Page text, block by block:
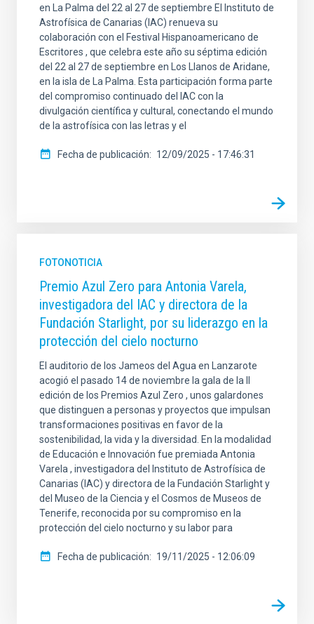
en La Palma del 22 al 27 de septiembre El Instituto de
Astrofísica de Canarias (IAC) renueva su
colaboración con el Festival Hispanoamericano de
Escritores , que celebra este año su séptima edición
del 22 al 27 de septiembre en Los Llanos de Aridane,
en la isla de La Palma. Esta participación forma parte
del compromiso continuado del IAC con la
divulgación científica y cultural, conectando el mundo
de la astrofísica con las letras y el
Fecha de publicación 12/09/2025 - 17:46:31
FOTONOTICIA
Premio Azul Zero para Antonia Varela,
investigadora del IAC y directora de la
Fundación Starlight, por su liderazgo en la
protección del cielo nocturno
El auditorio de los Jameos del Agua en Lanzarote
acogió el pasado 14 de noviembre la gala de la II
edición de los Premios Azul Zero , unos galardones
que distinguen a personas y proyectos que impulsan
transformaciones positivas en favor de la
sostenibilidad, la vida y la diversidad. En la modalidad
de Educación e Innovación fue premiada Antonia
Varela , investigadora del Instituto de Astrofísica de
Canarias (IAC) y directora de la Fundación Starlight y
del Museo de la Ciencia y el Cosmos de Museos de
Tenerife, reconocida por su compromiso en la
protección del cielo nocturno y su labor para
Fecha de publicación 19/11/2025 - 12:06:09